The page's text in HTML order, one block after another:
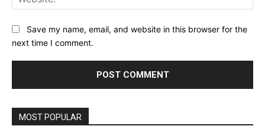
Save my name, email, and website in this browser for the
next time I comment.
MOST POPULAR